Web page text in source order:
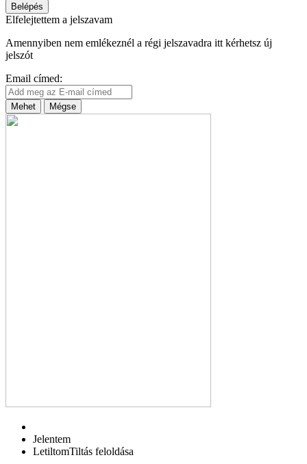
Belépés
Elfelejtettem a jelszavam
Amennyiben nem emlékeznél a régi jelszavadra itt kérhetsz új
jelszót
Email címed:
Mehet Mégse
Jelentem
LetiltomTiltás feloldása